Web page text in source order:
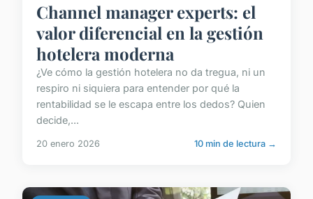
Channel manager experts: el
valor diferencial en la gestión
hotelera moderna
¿Ve cómo la gestión hotelera no da tregua, ni un
respiro ni siquiera para entender por qué la
rentabilidad se le escapa entre los dedos? Quien
decide,...
20 enero 2026 10 min de lectura →